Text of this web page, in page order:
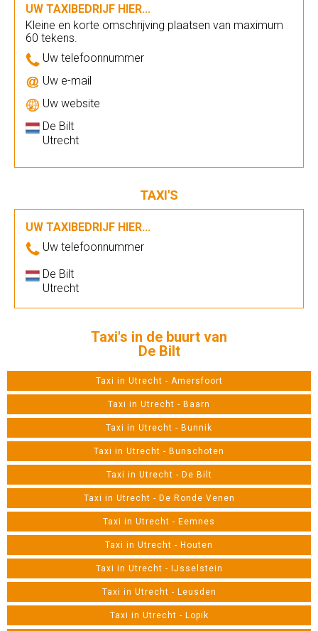
UW TAXIBEDRIJF HIER...
Kleine en korte omschrijving plaatsen van maximum
60 tekens.
Uw telefoonnummer
Uw e-mail
Uw website
De Bilt
Utrecht
TAXI'S
UW TAXIBEDRIJF HIER...
Uw telefoonnummer
De Bilt
Utrecht
Taxi's in de buurt van
De Bilt
Taxi in Utrecht - Amersfoort
Taxi in Utrecht - Baarn
Taxi in Utrecht - Bunnik
Taxi in Utrecht - Bunschoten
Taxi in Utrecht - De Bilt
Taxi in Utrecht - De Ronde Venen
Taxi in Utrecht - Eemnes
Taxi in Utrecht - Houten
Taxi in Utrecht - IJsselstein
Taxi in Utrecht - Leusden
Taxi in Utrecht - Lopik